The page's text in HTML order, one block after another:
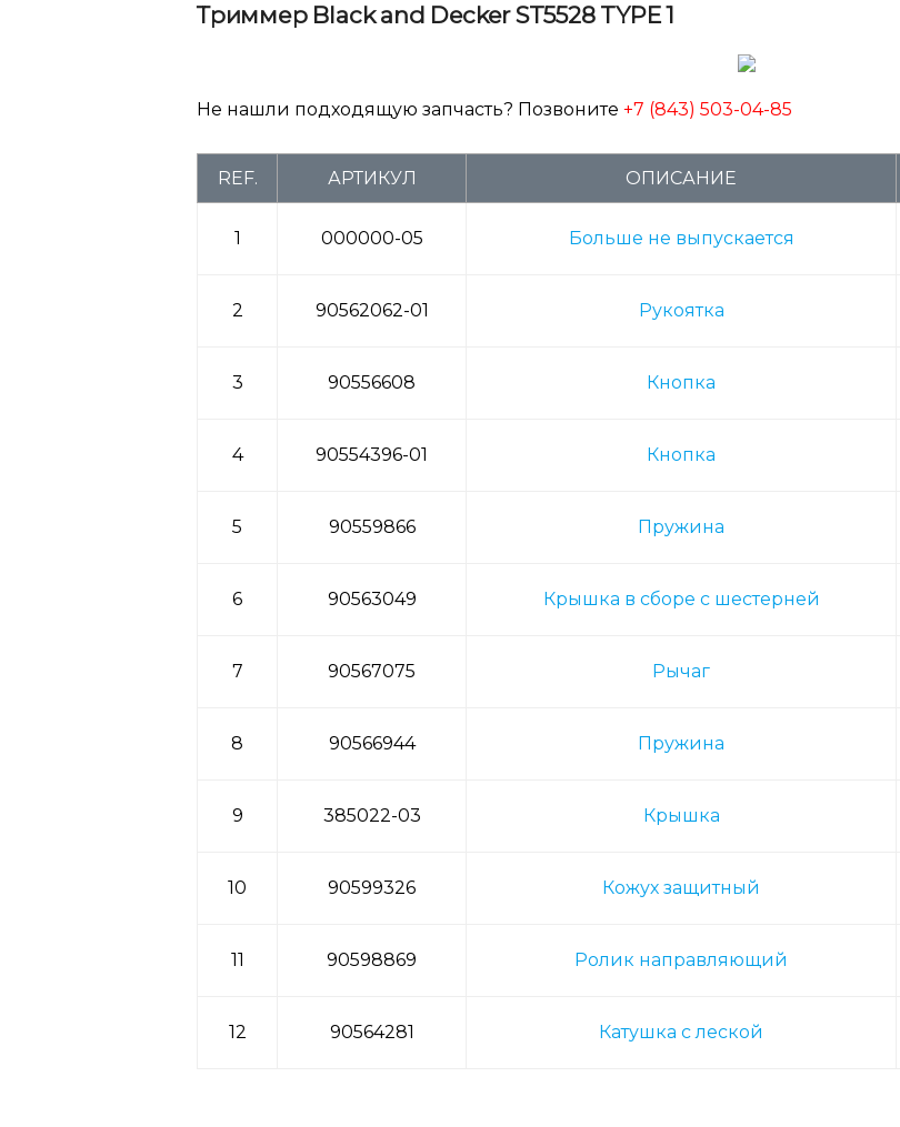
Триммер Black and Decker ST5528 TYPE 1
Не нашли подходящую запчасть? Позвоните +7 (843) 503-04-85
REF. АРТИКУЛ ОПИСАНИЕ
1 000000-05 Больше не выпускается
2 90562062-01 Рукоятка
3 90556608 Кнопка
4 90554396-01 Кнопка
5 90559866 Пружина
6 90563049 Крышка в сборе с шестерней
7 90567075 Рычаг
8 90566944 Пружина
9 385022-03 Крышка
10 90599326 Кожух защитный
11 90598869 Ролик направляющий
12 90564281 Катушка с леской